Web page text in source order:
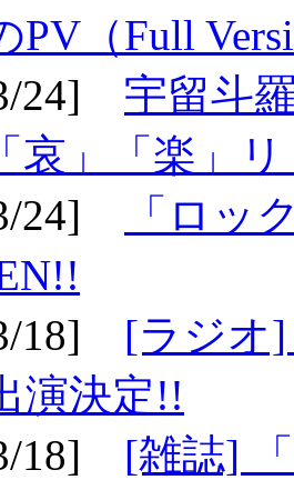
PV（Full
24] 宇留斗
哀」「楽」
24]
「ロッ
18] [ラジオ
演決定!!
18] [雑誌]